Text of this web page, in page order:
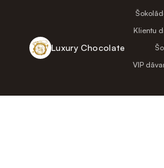
Luxury Chocolate
Klientu
VIP